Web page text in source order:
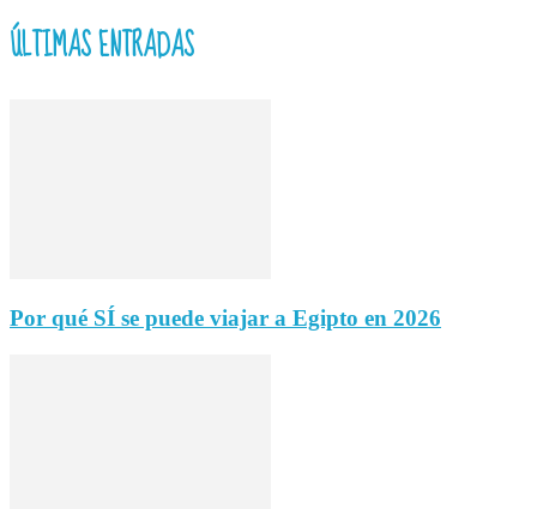
ÚLTIMAS ENTRADAS
Por qué SÍ se puede viajar a Egipto en 2026